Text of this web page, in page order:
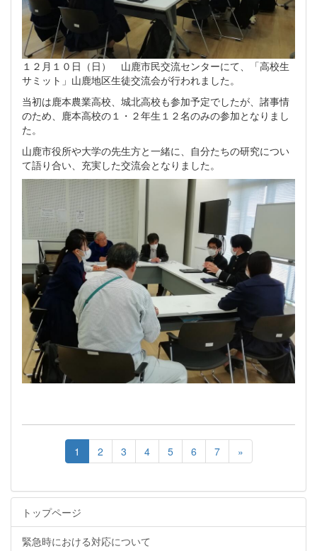
１２月１０日（日） 山鹿市民交流センターにて、「高校生
サミット」山鹿地区生徒交流会が行われました。
当初は鹿本農業高校、城北高校も参加予定でしたが、諸事情
のため、鹿本高校の１・２年生１２名のみの参加となりまし
た。
山鹿市役所や大学の先生方と一緒に、自分たちの研究につい
て語り合い、充実した交流会となりました。
1 2 3 4 5 6 7 »
トップページ
緊急時における対応について